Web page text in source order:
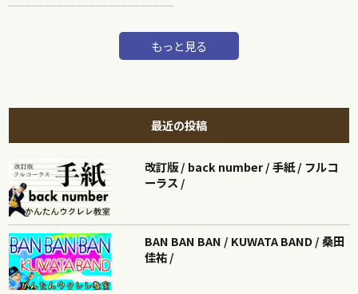
もっと見る
最近の投稿
改訂版 / back number / 手紙 / フルコ
ーラス /
BAN BAN BAN / KUWATA BAND / 桑田
佳祐 /